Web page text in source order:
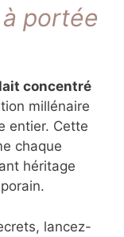
portée
concentré
millénaire
entier. Cette
chaque
héritage
lancez-